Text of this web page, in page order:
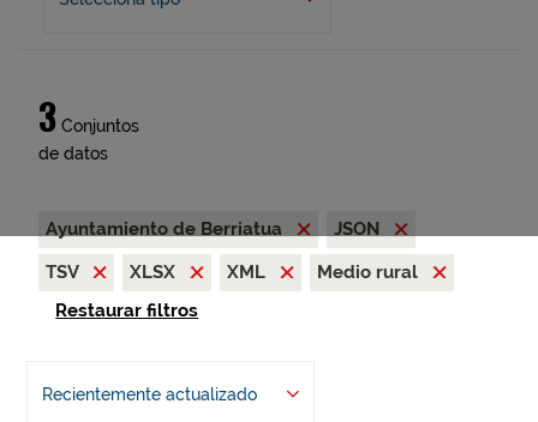
3 Conjuntos
de datos
Ayuntamiento de Berriatua
JSON
TSV
XLSX XML
Medio rural
Restaurar filtros
Recientemente actualizado